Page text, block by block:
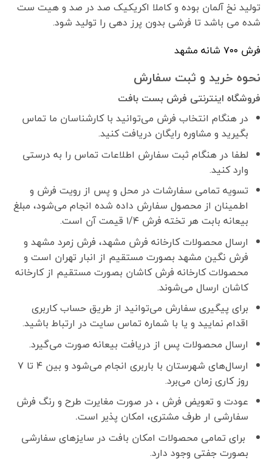
تولید نخ آلمان بوده و کاملا اکریکیک صد در صد و هیت ست
شده می باشد تا فرشی بدون پرز دهی را تولید شود.
فرش ٧٠٠ شانه مشهد
نحوه خرید و ثبت سفارش
فروشگاه اینترنتی فرش بست بافت
در هنگام انتخاب فرش می‌توانید با کارشناسان ما تماس
بگیرید و مشاوره رایگان دریافت کنید.
لطفا در هنگام ثبت سفارش اطلاعات تماس را به درستی
وارد کنید.
تسویه تمامی سفارشات در محل و پس از رویت فرش و
اطمینان از محصول سفارش داده شده انجام می‌شود، مبلغ
بیعانه بابت هر تخته فرش ۱/۴ قیمت آن است.
ارسال محصولات کارخانه فرش مشهد، فرش زمرد مشهد و
فرش نگین مشهد بصورت مستقیم از انبار تهران است و
محصولات کارخانه فرش کاشان بصورت مستقیم از کارخانه
کاشان ارسال می‌شوند.
برای پیگیری سفارش می‌توانید از طریق حساب کاربری
اقدام نمایید و یا با شماره تماس سایت در ارتباط باشید.
ارسال محصولات پس از دریافت بیعانه صورت می‌گیرد.
ارسال‌های شهرستان با باربری انجام می‌شود و بین ۴ تا ۷
روز کاری زمان می‌برد.
عودت و تعویض فرش ، در صورت مغایرت طرح و رنگ فرش
سفارشی ار طرف مشتری، امکان پذیر است.
برای تمامی محصولات امکان بافت در سایزهای سفارشی
بصورت جفتی وجود دارد.